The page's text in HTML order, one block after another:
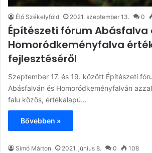
Élő Székelyföld 2021. szeptember 13. 0
Építészeti fórum Abásfalva
Homoródkeményfalva
fejlesztéséről
Szeptember 17. és 19. között Építészeti
Abásfalván és Homoródkeményfalván
falu közös, értékalapú…
Bővebben »
Simó Márton 2021. június 8. 0 108